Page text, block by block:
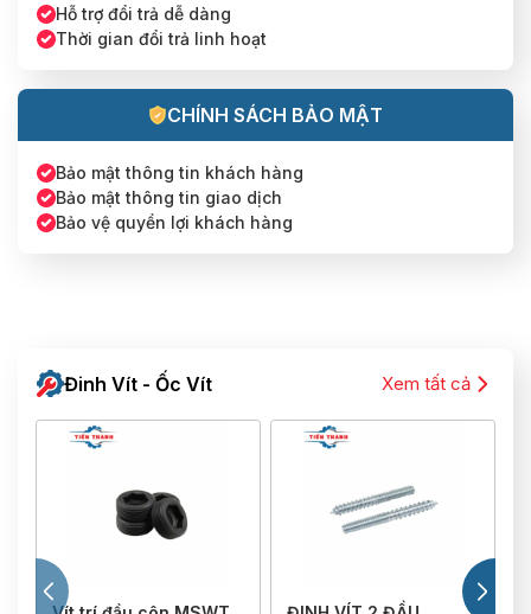
Hỗ trợ đổi trả dễ dàng
Thời gian đổi trả linh hoạt
CHÍNH SÁCH BẢO MẬT
Bảo mật thông tin khách hàng
Bảo mật thông tin giao dịch
Bảo vệ quyền lợi khách hàng
Đinh Vít - Ốc Vít Xem tất cả